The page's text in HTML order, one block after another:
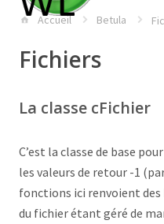
Accueil Betula
Fichiers
La classe cFichier
C’est la classe de base
les valeurs de retour -1
fonctions ici renvoient des
du fichier étant géré de